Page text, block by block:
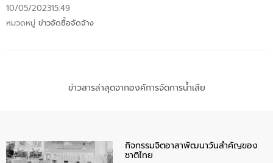
10/05/202315:49
หมวดหมู่ ข่าวจัดซื้อจัดจ้าง
ข่าวสารล่าสุดจากองค์การจัดการน้ำเสีย
กิจกรรมจิตอาสาพัฒนาวันสําคัญของ
ชาติไทย